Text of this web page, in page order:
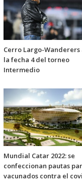
Cerro Largo-Wanderers
la fecha 4 del torneo
Intermedio
Mundial Catar 2022: se
confeccionan pautas
vacunados contra el